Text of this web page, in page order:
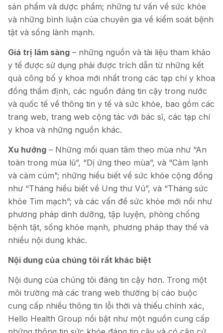
sản phẩm và dược phẩm; những tư vấn về sức khỏe
và những bình luận của chuyên gia về kiểm soát bệnh
tật và sống lành mạnh.
Giá trị lâm sàng – những nguồn và tài liệu tham khảo
y tế được sử dụng phải được trích dẫn từ những kết
quả công bố y khoa mới nhất trong các tạp chí y khoa
đồng thẩm định, các nguồn đáng tin cậy trong nước
và quốc tế về thông tin y tế và sức khỏe, bao gồm các
trang web, trang web cộng tác với bác sĩ, các tạp chí
y khoa và những nguồn khác.
Xu hướng – Những mối quan tâm theo mùa như “An
toàn trong mùa lũ”, “Dị ứng theo mùa”, và “Cảm lạnh
và cảm cúm”; những hiểu biết về sức khỏe cộng đồng
như “Tháng hiểu biết về Ung thư Vú”, và “Tháng sức
khỏe Tim mạch”; và các vấn đề sức khỏe mới nổi như
phương pháp dinh dưỡng, tập luyện, phòng chống
bệnh tật, sống khỏe mạnh, phương pháp thay thế và
nhiều nội dung khác.
Nội dung của chúng tôi rất khác biệt
Nội dung của chúng tôi đáng tin cậy hơn. Trong một
môi trường mà các trang web thường bị cáo buộc
cung cấp nhiều thông tin lỗi thời và thiếu chính xác,
Hello Health Group nổi bật như một nguồn cung cấp